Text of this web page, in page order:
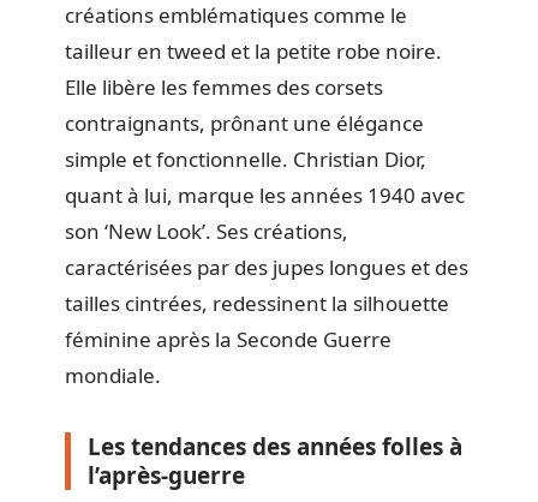
créations emblématiques comme le
tailleur en tweed et la petite robe noire.
Elle libère les femmes des corsets
contraignants, prônant une élégance
simple et fonctionnelle. Christian Dior,
quant à lui, marque les années 1940 avec
son ‘New Look’. Ses créations,
caractérisées par des jupes longues et des
tailles cintrées, redessinent la silhouette
féminine après la Seconde Guerre
mondiale.
Les tendances des années folles à
l’après-guerre